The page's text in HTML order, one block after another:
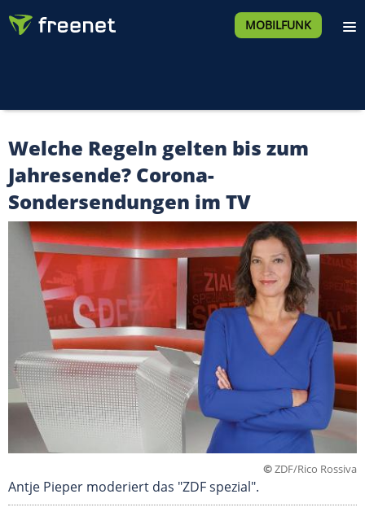
MOBILFUNK
Welche Regeln gelten bis zum
Jahresende? Corona-
Sondersendungen im TV
©ZDF/Rico Rossiva
Antje Pieper moderiert das "ZDF spezial".